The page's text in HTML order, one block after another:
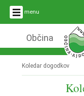
menu
Občina
Koledar dogodkov